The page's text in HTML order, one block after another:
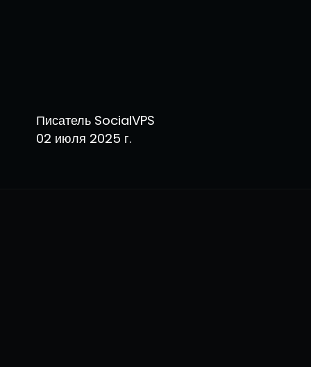
Писатель SocialVPS
02 июля 2025 г.